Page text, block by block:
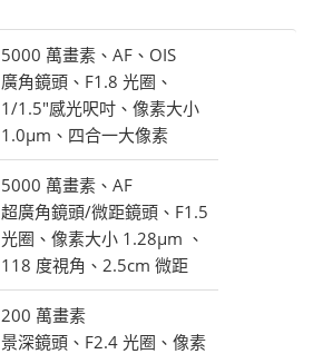
5000 萬畫素、AF、OIS
廣角鏡頭、F1.8 光圈、
1/1.5"感光呎吋、像素大小
1.0μm、四合一大像素
5000 萬畫素、AF
超廣角鏡頭/微距鏡頭、F1.5
光圈、像素大小 1.28μm 、
118 度視角、2.5cm 微距
200 萬畫素
景深鏡頭、F2.4 光圈、像素